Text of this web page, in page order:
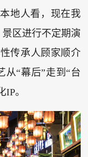
地人看，现在我
区进行不定期演
传承人顾家顺介
从“幕后”走到“台
。